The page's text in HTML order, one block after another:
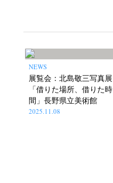
NEWS
展覧会：北島敬三写真展
「借りた場所、借りた時
間」長野県立美術館
2025.11.08